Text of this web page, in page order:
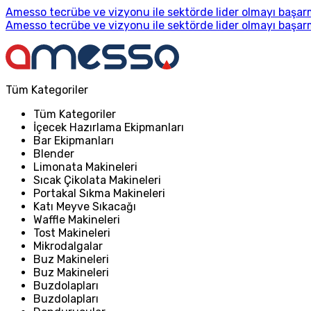
Amesso tecrübe ve vizyonu ile sektörde lider olmayı
Amesso tecrübe ve vizyonu ile sektörde lider olmayı
Tüm Kategoriler
Tüm Kategoriler
İçecek Hazırlama Ekipmanları
Bar Ekipmanları
Blender
Limonata Makineleri
Sıcak Çikolata Makineleri
Portakal Sıkma Makineleri
Katı Meyve Sıkacağı
Waffle Makineleri
Tost Makineleri
Mikrodalgalar
Buz Makineleri
Buz Makineleri
Buzdolapları
Buzdolapları